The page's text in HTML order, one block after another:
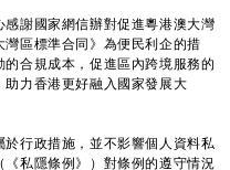
謝國家網信辦對促進粵港澳大灣
區標準合同》為便民利企的措
合規成本，促進區內跨境服務的
力香港更好融入國家發展大
行政措施，並不影響個人資料私
私隱條例》）對條例的遵守情況